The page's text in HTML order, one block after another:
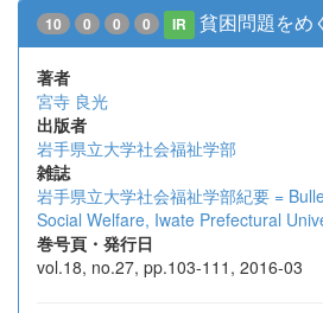
10 0 0 0 IR 貧困問題をめ
著者
宮寺 良光
出版者
岩手県立大学社会福祉学部
雑誌
岩手県立大学社会福祉学部紀要 =
Social Welfare, Iwate Prefectural
巻号頁・発行日
vol.18, no.27, pp.103-111, 2016-03